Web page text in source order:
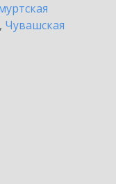
, Чувашская